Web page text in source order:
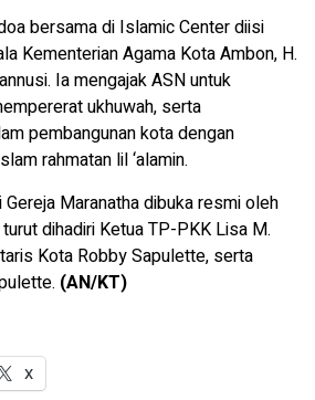
bersama di Islamic Center diisi
Kementerian Agama Kota Ambon, H.
Ia mengajak ASN untuk
ukhuwah, serta
pembangunan kota dengan
rahmatan lil ‘alamin.
Maranatha dibuka resmi oleh
dihadiri Ketua TP-PKK Lisa M.
Kota Robby Sapulette, serta
(AN/KT)
X